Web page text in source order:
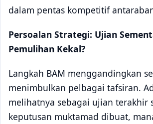
dalam pentas kompetitif
Persoalan Strategi: Ujian
Pemulihan Kekal?
Langkah BAM menggandingkan
menimbulkan pelbagai tafsiran.
melihatnya sebagai ujian terakhir
keputusan muktamad dibuat,